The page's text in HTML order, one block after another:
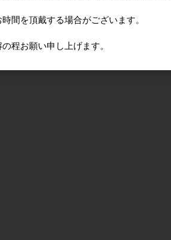
間を頂戴する場合がございます。
程お願い申し上げます。